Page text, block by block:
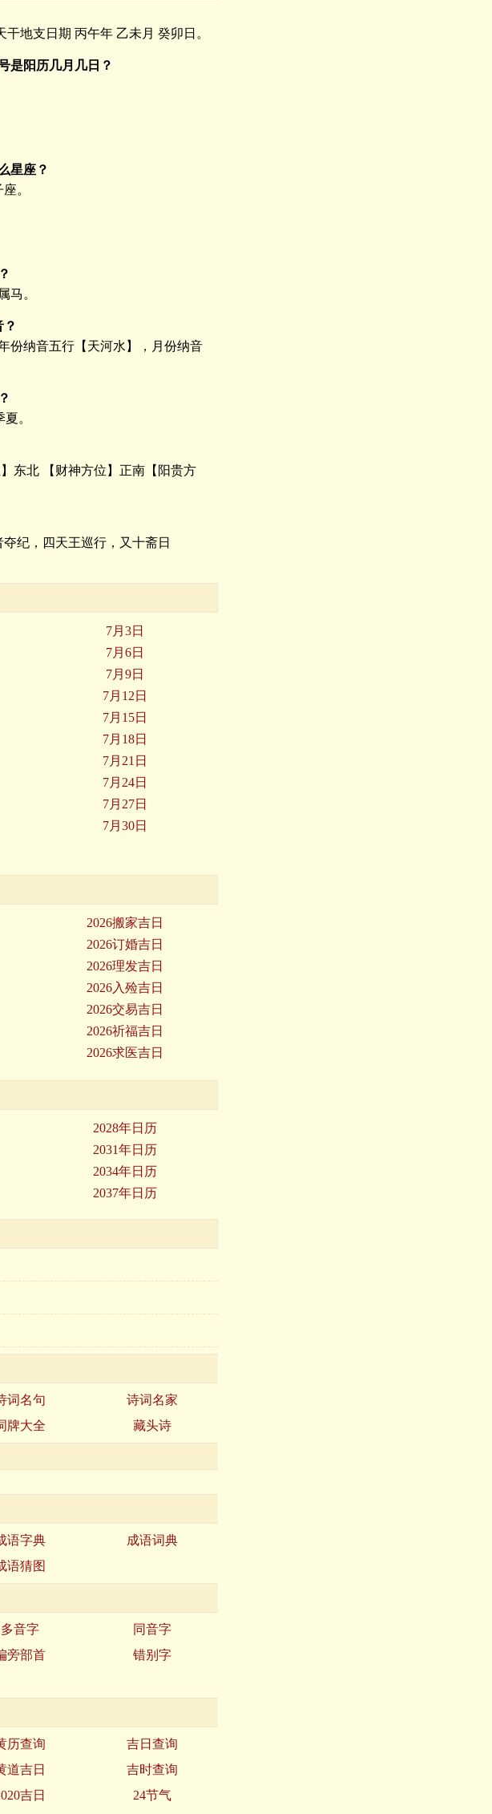
地支日期 丙午年 乙未月 癸卯日。
是阳历几月几日？
星座？
。
马。
份纳音五行【天河水】，月份纳音
。
东北 【财神方位】正南【阳贵方
纪，四天王巡行，又十斋日
7月3日
7月6日
7月9日
7月12日
7月15日
7月18日
7月21日
7月24日
7月27日
7月30日
2026搬家吉日
2026订婚吉日
2026理发吉日
2026入殓吉日
2026交易吉日
2026祈福吉日
2026求医吉日
2028年日历
2031年日历
2034年日历
2037年日历
词名句
诗词名家
牌大全 藏头诗
语字典
成语词典
语猜图
多音字
同音字
旁部首
错别字
历查询
吉日查询
道吉日
吉时查询
吉日
24节气